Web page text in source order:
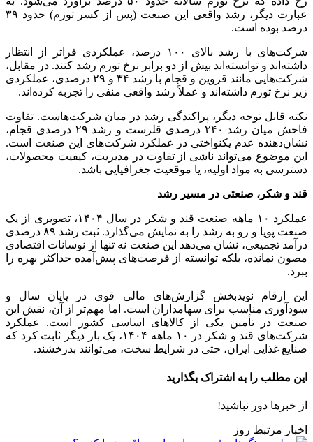
عبارت دیگر، رشد واقعی این صنعت (پس از کسر تورم) حدود ۳۹
درصد بوده است.
شرکت‌های با رشد بالای ۱۰۰ درصد، عملکردی فراتر از انتظار
داشته‌اند و توانسته‌اند بیش از دو برابر نرخ تورم رشد کنند. در مقابل،
شرکت‌هایی مانند قزوین و قجام با رشد ۳۴ و ۲۹ درصدی، عملکردی
زیر نرخ تورم داشته‌اند و عملاً رشد واقعی منفی را تجربه کرده‌اند.
نکته قابل توجه دیگر، پراکندگی رشد در میان شرکت‌هاست. تفاوت
فاحش میان رشد ۲۴۰ درصدی قلرست و رشد ۲۹ درصدی قجام،
نشان‌دهنده عدم یکنواختی در عملکرد شرکت‌های این صنعت است.
این موضوع می‌تواند ناشی از تفاوت در مدیریت، کیفیت محصولات،
دسترسی به مواد اولیه، یا موقعیت جغرافیایی باشد.
قند و شکر، صنعتی در مسیر رشد
عملکرد ۱۰ ماهه صنعت قند و شکر در سال ۱۴۰۴، تصویری از یک
صنعت پویا و رو به رشد را به نمایش می‌گذارد. ثبت رشد ۸۹ درصدی
درآمد تجمیعی، نشان می‌دهد این صنعت نه تنها از نوسانات اقتصادی
مصون نمانده، بلکه توانسته از فرصت‌های پیش‌آمده حداکثر بهره را
ببرد.
این ارقام نویدبخش گزارش‌های مالی قوی در پایان سال و
سودآوری مناسب برای سهامداران است. اما مهم‌تر از آن، نقش این
صنعت در تأمین یکی از کالاهای اساسی کشور است. عملکرد
شرکت‌های قند و شکر در ۱۰ ماهه ۱۴۰۴، یک بار دیگر ثابت کرد که
صنایع غذایی ایران، حتی در شرایط سخت، می‌توانند بدرخشند.
این مطلب را به اشتراک بگذارید
از خبرها دور نباشید!
اخبار مرتبط روز